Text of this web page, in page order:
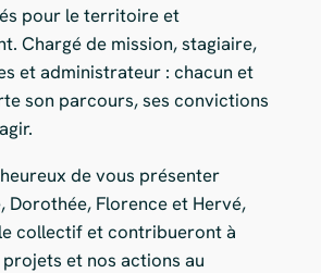
pour le territoire et
Chargé de mission, stagiaire,
et administrateur : chacun et
son parcours, ses convictions
de vous présenter
Dorothée, Florence et Hervé,
collectif et contribueront à
et nos actions au